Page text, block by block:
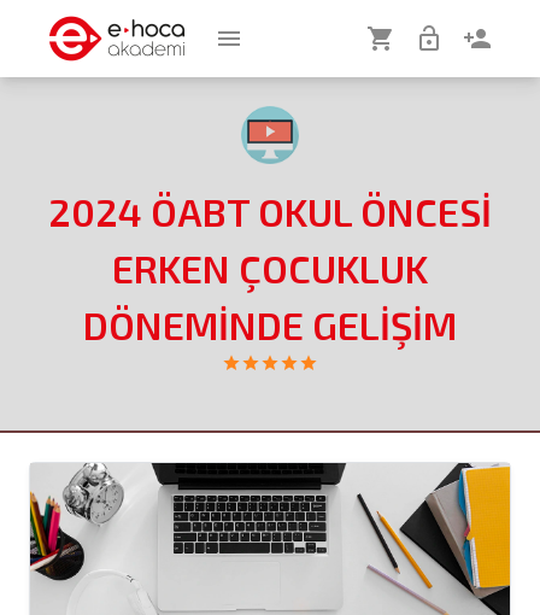
menu shopping_cart lock_open person_add
2024 ÖABT OKUL ÖNCESİ
ERKEN ÇOCUKLUK
DÖNEMİNDE GELİŞİM
starstarstarstarstar